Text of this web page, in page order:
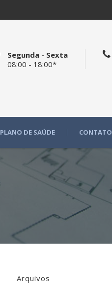
Segunda - Sexta
08:00 - 18:00*
PLANO DE SAÚDE CONTATO
Arquivos